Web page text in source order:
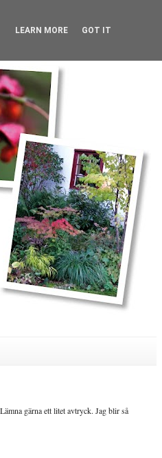
gärna ett litet avtryck. Jag blir så
LEARN MORE GOT IT